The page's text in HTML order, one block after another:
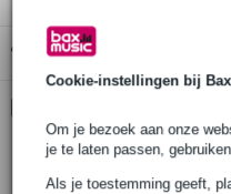
Cookie-instellingen bij
Om je bezoek aan onze
je te laten passen,
Als je toestemming geeft,
Gratis ophalen in de
voordelen
€ 5,55 eenmalig